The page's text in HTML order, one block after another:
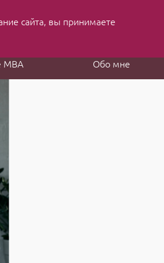
письмо
MBA Обо мне
cайта, вы принимаете